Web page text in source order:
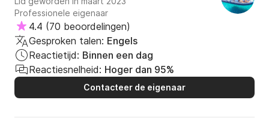
🔥 **Boek Nu Je Avontuur!**
Mis de kans niet om de kust van Cagliari in volledige
vrijheid te verkennen. Boek je ervaring met Noestrum
via Click&Boat en ervaar de zee zoals je die nog
nooit hebt ervaren!
Professionele eigenaar
4.4 (70 beoordelingen)
Gesproken talen: Engels
Reactietijd: Binnen een dag
Reactiesnelheid: Hoger dan 95%
Contacteer de eigenaar